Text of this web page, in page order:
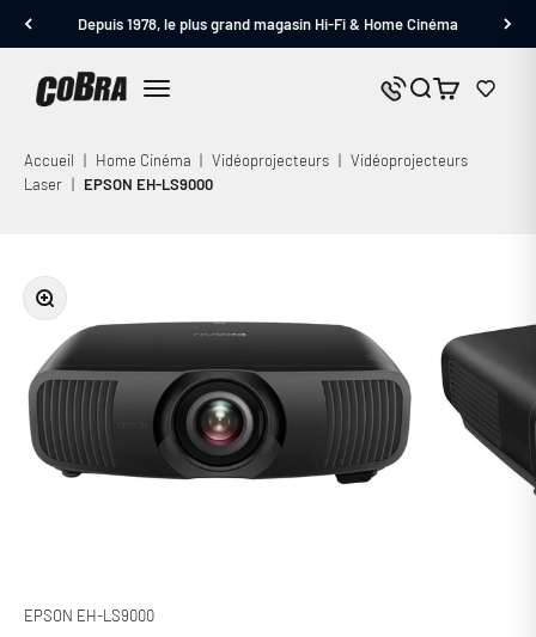
Depuis 1978, le plus grand magasin Hi-Fi & Home Cinéma
Cobra.fr
Nous contacter
Panier
Accueil | Home Cinéma | Vidéoprojecteurs | Vidéoprojecteurs
Laser | EPSON EH-LS9000
Zoomer sur l'image
EPSON EH-LS9000